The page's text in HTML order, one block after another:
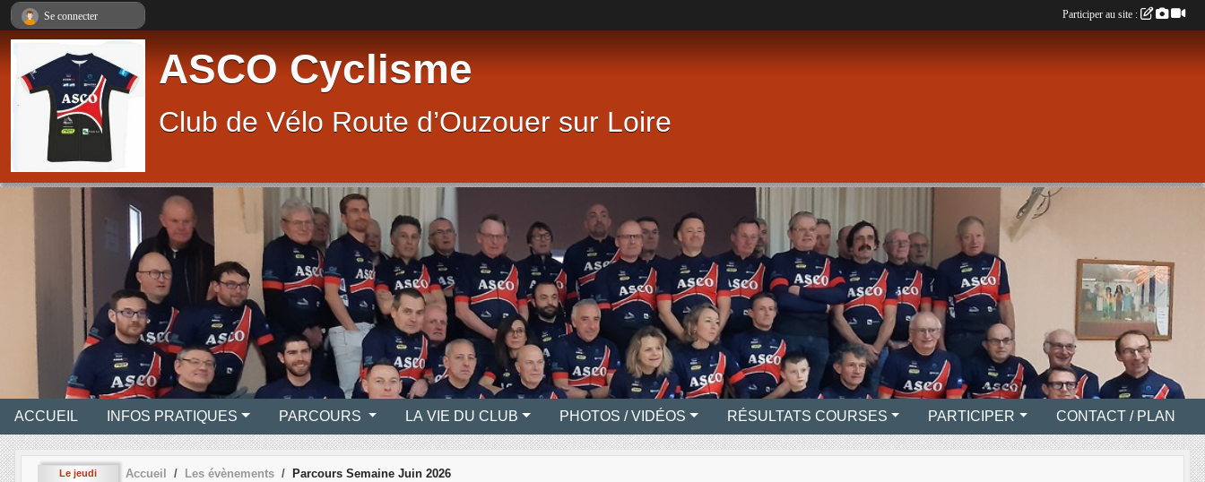
ASCO Cyclisme
Club de Vélo Route d’Ouzouer sur Loire
ACCUEIL INFOS PRATIQUES PARCOURS LA VIE DU CLUB PHOTOS / VIDÉOS RÉSULTATS COURSES PARTICIPER CONTACT / PLAN
Le jeudi Accueil Les évènements Parcours Semaine Juin 2026
Se connecter Participer au site :
Panneau de gestion des cookies